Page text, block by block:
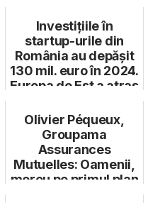
Investițiile în
startup-urile din
România au depășit
130 mil. euro în 2024.
Europa de Est a atras
Olivier Péqueux,
Groupama
Assurances
Mutuelles: Oamenii,
mereu pe primul plan